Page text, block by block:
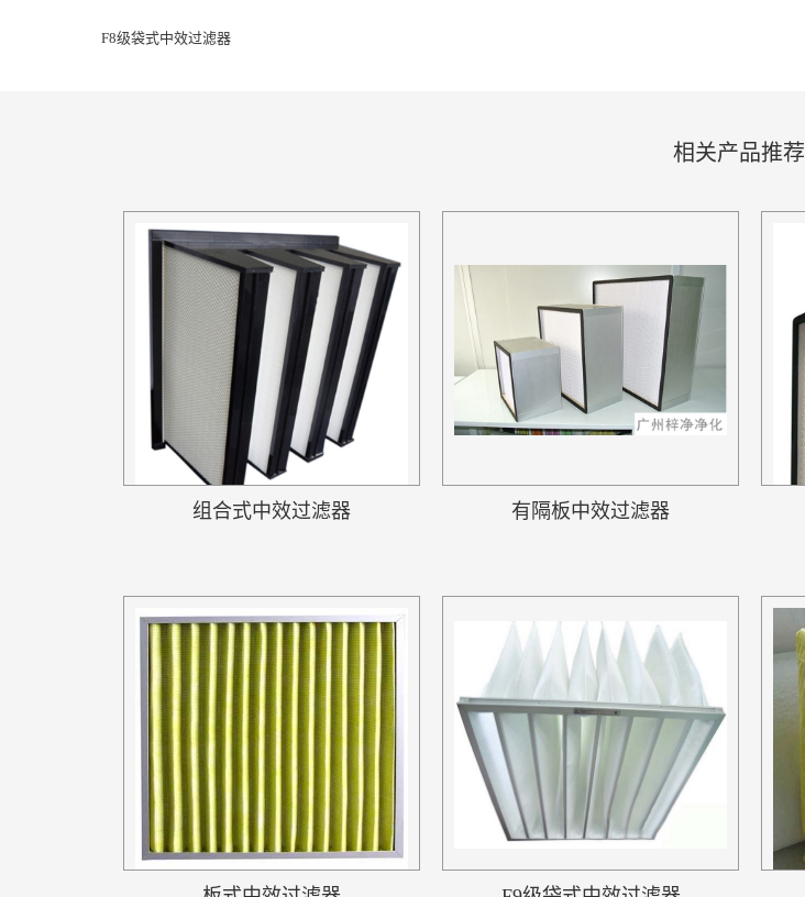
F8级袋式中效过滤器
相关产品推荐
组合式中效过滤器 有隔板中效过滤器